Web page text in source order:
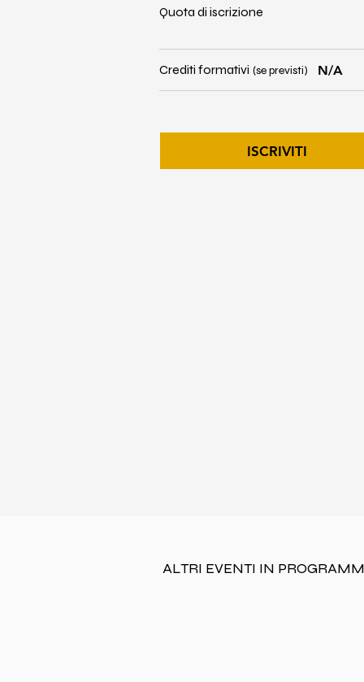
Quota di iscrizione
Crediti formativi (se previsti) N/A
ISCRIVITI
ALTRI EVENTI IN